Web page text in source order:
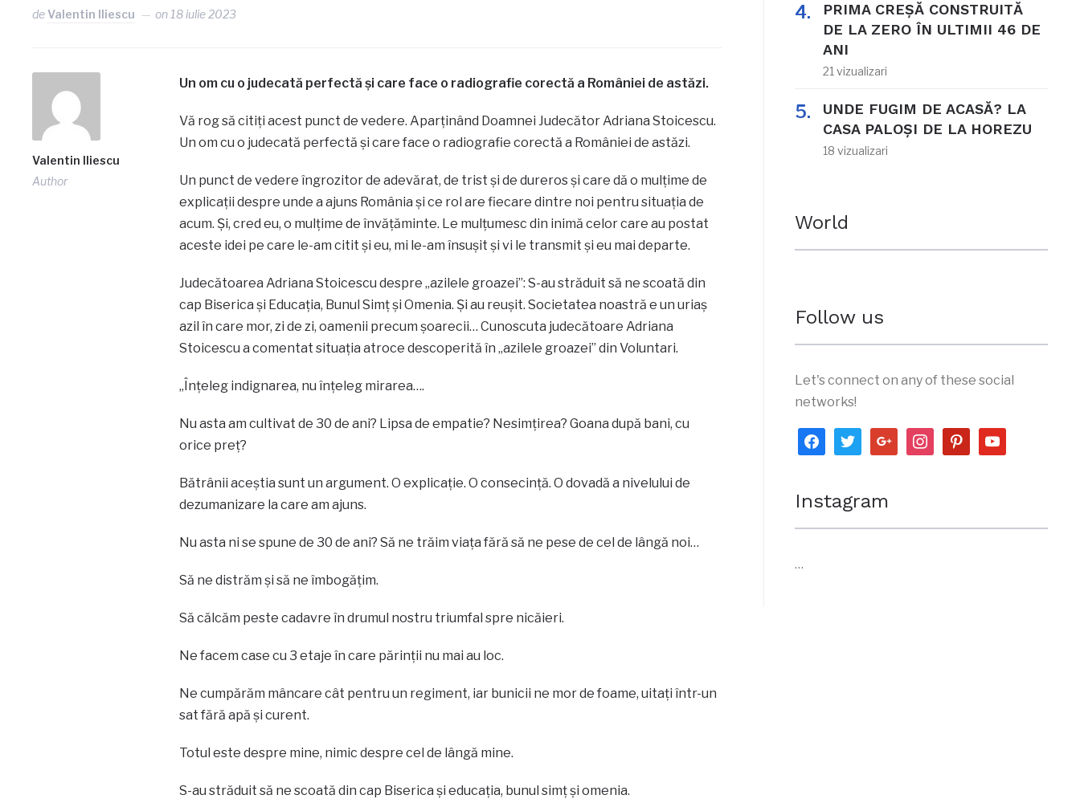
deValentin Iliescu on18 iulie 2023
Valentin Iliescu
Author
Un om cu o judecată perfectă și care face o radiografie corectă a României de astăzi.
Vă rog să citiți acest punct de vedere. Aparținând Doamnei Judecător Adriana Stoicescu.
Un om cu o judecată perfectă și care face o radiografie corectă a României de astăzi.
Un punct de vedere îngrozitor de adevărat, de trist și de dureros și care dă o mulțime de
explicații despre unde a ajuns România și ce rol are fiecare dintre noi pentru situația de
acum. Și, cred eu, o mulțime de învățăminte. Le mulțumesc din inimă celor care au postat
aceste idei pe care le-am citit și eu, mi le-am însușit și vi le transmit și eu mai departe.
Judecătoarea Adriana Stoicescu despre „azilele groazei”: S-au străduit să ne scoată din
cap Biserica și Educația, Bunul Simț și Omenia. Și au reușit. Societatea noastră e un uriaș
azil în care mor, zi de zi, oamenii precum șoarecii… Cunoscuta judecătoare Adriana
Stoicescu a comentat situația atroce descoperită în „azilele groazei” din Voluntari.
„Înțeleg indignarea, nu înțeleg mirarea….
Nu asta am cultivat de 30 de ani? Lipsa de empatie? Nesimțirea? Goana după bani, cu
orice preț?
Bătrânii aceștia sunt un argument. O explicație. O consecință. O dovadă a nivelului de
dezumanizare la care am ajuns.
Nu asta ni se spune de 30 de ani? Să ne trăim viața fără să ne pese de cel de lângă noi…
Să ne distrăm și să ne îmbogățim.
Să călcăm peste cadavre în drumul nostru triumfal spre nicăieri.
Ne facem case cu 3 etaje în care părinții nu mai au loc.
Ne cumpărăm mâncare cât pentru un regiment, iar bunicii ne mor de foame, uitați într-un
sat fără apă și curent.
Totul este despre mine, nimic despre cel de lângă mine.
S-au străduit să ne scoată din cap Biserica și educația, bunul simț și omenia.
PRIMA CREȘĂ CONSTRUITĂ
DE LA ZERO ÎN ULTIMII 46 DE
ANI
21 vizualizari
UNDE FUGIM DE ACASĂ? LA
CASA PALOȘI DE LA HOREZU
18 vizualizari
World
Follow us
Let's connect on any of these social
networks!
facebooktwittergoogle instagrampinterestyoutube
Instagram
…